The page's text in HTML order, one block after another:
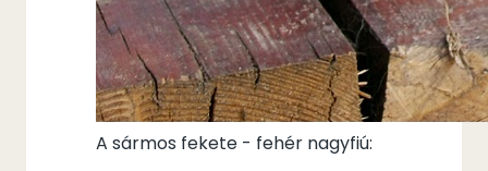
A sármos fekete - fehér nagyfiú: